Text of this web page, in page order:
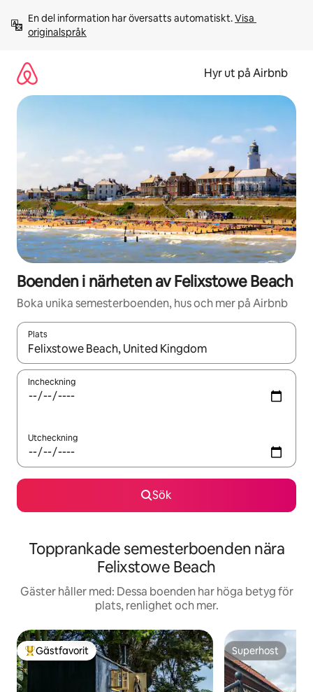
innehåll
En del information har översatts automatiskt. Visa
originalspråk
Hyr ut på Airbnb
Boenden i närheten av Felixstowe Beach
Boka unika semesterboenden, hus och mer på Airbnb
Plats
När resultaten är tillgängliga kan du navigera med upp- och
Incheckning
Utcheckning
Sök
Topprankade semesterboenden nära
Felixstowe Beach
Gäster håller med: Dessa boenden har höga betyg för
plats, renlighet och mer.
Populär gästfavorit
Gästfavorit Superhost
Superhost